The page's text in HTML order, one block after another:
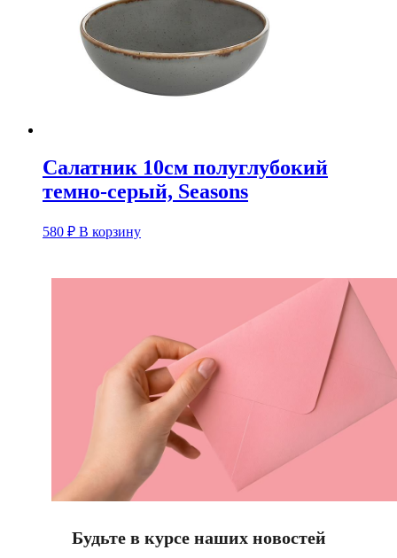
Салатник 10см полуглубокий
темно-серый, Seasons
580 ₽ В корзину
Будьте в курсе наших новостей